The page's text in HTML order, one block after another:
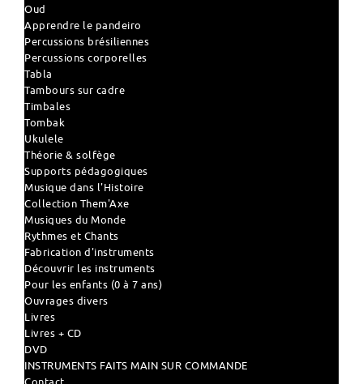
Oud
Apprendre le pandeiro
Percussions brésiliennes
Percussions corporelles
Tabla
Tambours sur cadre
Timbales
Tombak
Ukulele
Théorie & solfège
Supports pédagogiques
Musique dans l'Histoire
Collection Them'Axe
Musiques du Monde
Rythmes et Chants
Fabrication d'instruments
Découvrir les instruments
Pour les enfants (0 à 7 ans)
Ouvrages divers
Livres
Livres + CD
DVD
INSTRUMENTS FAITS MAIN SUR COMMANDE